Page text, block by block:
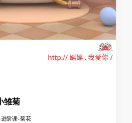
雏菊
阶课-菊花